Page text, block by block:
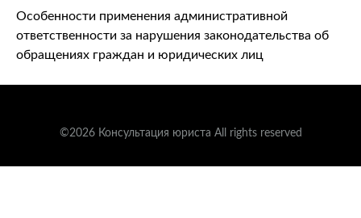
Особенности применения административной
ответственности за нарушения законодательства об
обращениях граждан и юридических лиц
©2026 Консультация юриста All rights reserved